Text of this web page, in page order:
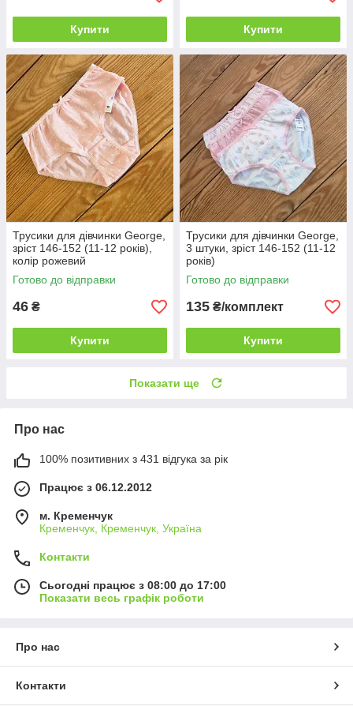
Купити Купити
Трусики для дівчинки George,
зріст 146-152 (11-12 років),
колір рожевий
Готово до відправки
46 ₴
Купити
Трусики для дівчинки George,
3 штуки, зріст 146-152 (11-12
років)
Готово до відправки
135 ₴/комплект
Купити
Показати ще
Про нас
100% позитивних з 431 відгука за рік
Працює з 06.12.2012
м. Кременчук
Кременчук, Кременчук, Україна
Контакти
Сьогодні працює з 08:00 до 17:00
Показати весь графік роботи
Про нас
Контакти